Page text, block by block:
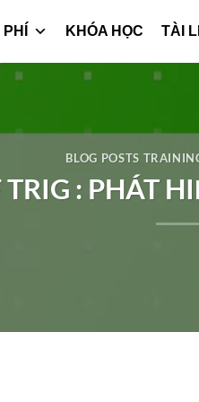
KHÓA HỌC TÀI
BLOG POSTS
TRIG : PHÁT